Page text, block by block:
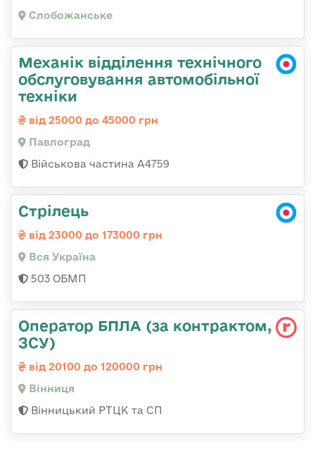
Слобожанське
Механік відділення технічного
обслуговування автомобільної
техніки
від 25000 до 45000 грн
Павлоград
Військова частина А4759
Стрілець
від 23000 до 173000 грн
Вся Україна
503 ОБМП
Оператор БПЛА (за контрактом,
ЗСУ)
від 20100 до 120000 грн
Вінниця
Вінницький РТЦК та СП